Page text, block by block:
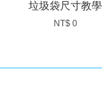
垃圾袋尺寸教學
NT$ 0